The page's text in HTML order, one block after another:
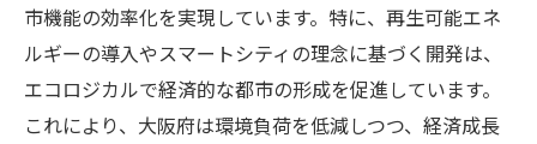
市機能の効率化を実現しています。特に、再生可能エネ
ルギーの導入やスマートシティの理念に基づく開発は、
エコロジカルで経済的な都市の形成を促進しています。
これにより、大阪府は環境負荷を低減しつつ、経済成長